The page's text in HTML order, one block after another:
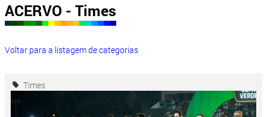
ACERVO - Times
Voltar para a listagem de categorias
Times